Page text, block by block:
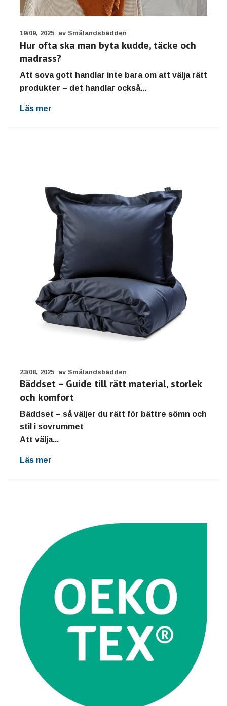
19/09, 2025 av Smålandsbädden
Hur ofta ska man byta kudde, täcke och
madrass?
Att sova gott handlar inte bara om att välja rätt
produkter – det handlar också...
Läs mer
23/08, 2025 av Smålandsbädden
Bäddset – Guide till rätt material, storlek
och komfort
Bäddset – så väljer du rätt för bättre sömn och
stil i sovrummet
Att välja...
Läs mer